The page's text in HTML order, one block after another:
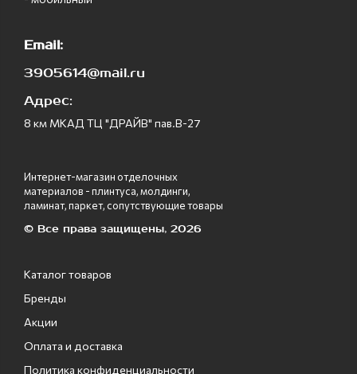
Email:
3905614@mail.ru
Адрес:
8 км МКАД ТЦ "ДРАЙВ" пав.В-27
Интернет-магазин отделочных
материалов - плинтуса, молдинги,
ламинат, паркет, сопутствующие товары
© Все права защищены, 2026
Каталог товаров
Бренды
Акции
Оплата и доставка
Политика конфиденциальности